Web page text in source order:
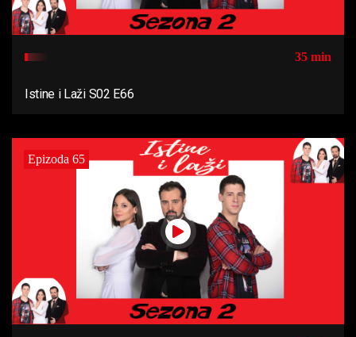
35 min
Istine i Laži S02 E66
Epizoda 65